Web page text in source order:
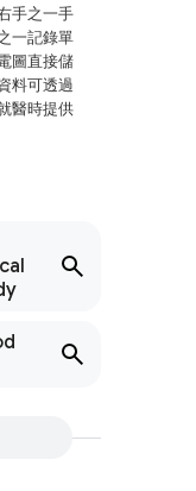
手之一手
一記錄單
圖直接儲
料可透過
醫時提供